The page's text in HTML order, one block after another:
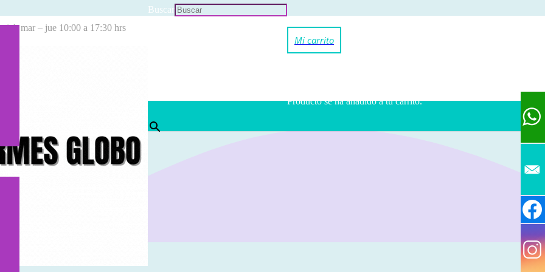
mar – jue 10:00 a 17:30 hrs
Buscar
Productose ha añadido a tu carrito.